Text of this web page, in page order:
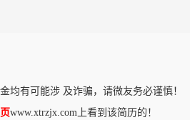
均有可能涉 及诈骗，请微友务必谨慎！
www.xtrzjx.com上看到该简历的！